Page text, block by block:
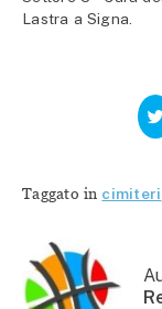
Lastra a Signa.
Taggato in cimiteri